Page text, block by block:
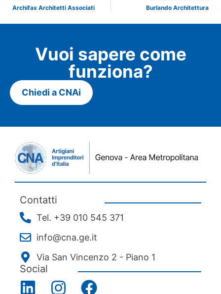
Archifax Architetti Associati Burlando Architettura
Vuoi sapere come
funziona?
Chiedi a CNAi
Contatti
Tel. +39 010 545 371
info@cna.ge.it
Via San Vincenzo 2 - Piano 1
Social